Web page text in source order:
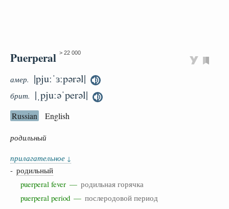
Puerperal > 22 000
амер. |pjuːˈɜːpərəl|
брит. |ˌpjuːəˈperəl|
Russian English
родильный
прилагательное ↓
- родильный
puerperal fever — родильная горячка
puerperal period — послеродовой период